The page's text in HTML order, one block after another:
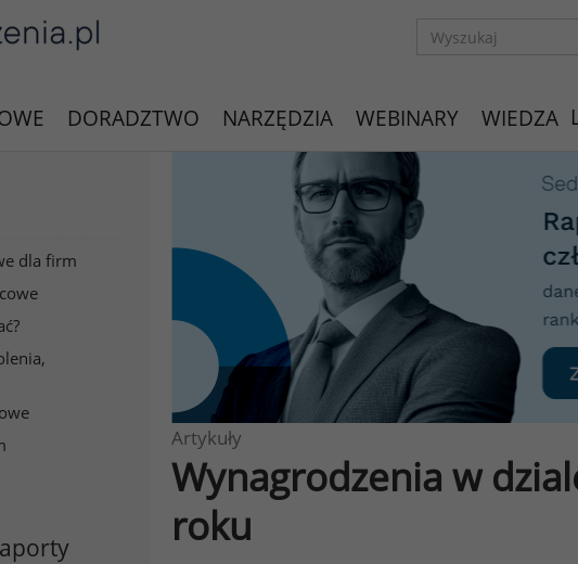
DORADZTWO NARZĘDZIA WEBINARY WIEDZA
dla firm
Artykuły
Wynagrodzenia w
roku